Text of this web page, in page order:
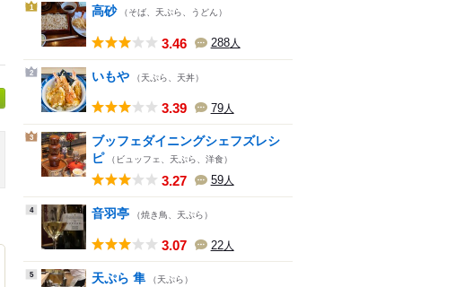
1 高砂 （そば、天ぷら、うどん）
3.46 288人
2 いもや （天ぷら、天丼）
3.39 79人
3
ブッフェダイニングシェフズレシ
ピ （ビュッフェ、天ぷら、洋食）
3.27 59人
4 音羽亭 （焼き鳥、天ぷら）
3.07 22人
5 天ぷら 隼 （天ぷら）